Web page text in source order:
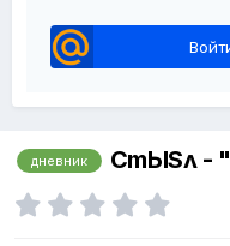
дневник CmЫSʌ -